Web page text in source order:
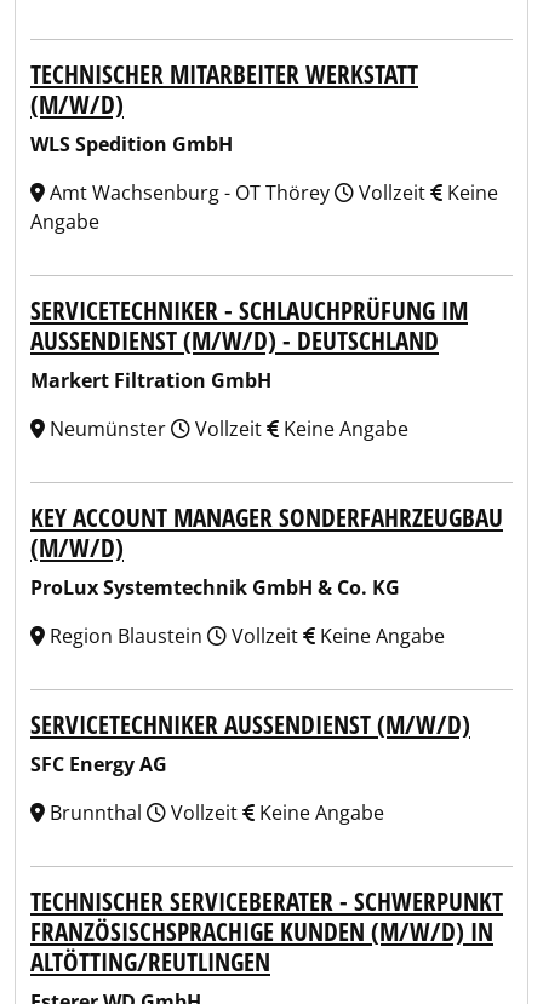
TECHNISCHER MITARBEITER WERKSTATT
(M/W/D)
WLS Spedition GmbH
Amt Wachsenburg - OT Thörey
Vollzeit
Keine
Angabe
SERVICETECHNIKER - SCHLAUCHPRÜFUNG IM
AUSSENDIENST (M/W/D) - DEUTSCHLAND
Markert Filtration GmbH
Neumünster
Vollzeit Keine Angabe
KEY ACCOUNT MANAGER SONDERFAHRZEUGBAU
(M/W/D)
ProLux Systemtechnik GmbH & Co. KG
Region Blaustein
Vollzeit Keine Angabe
SERVICETECHNIKER AUSSENDIENST (M/W/D)
SFC Energy AG
Brunnthal
Vollzeit Keine Angabe
TECHNISCHER SERVICEBERATER - SCHWERPUNKT
FRANZÖSISCHSPRACHIGE KUNDEN (M/W/D) IN
ALTÖTTING/REUTLINGEN